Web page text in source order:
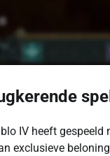
IV heeft
exclusieve